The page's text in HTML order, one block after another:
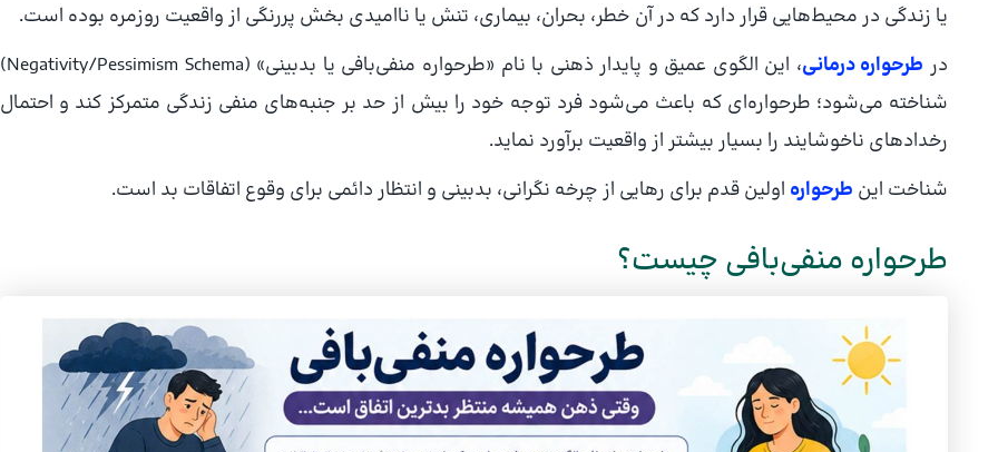
یا زندگی در محیط‌هایی قرار دارد که در آن خطر، بحران، بیماری، تنش یا ناامیدی بخش پررنگی از واقعیت روزمره بوده است.
در طرحواره درمانی
، این الگوی عمیق و پایدار ذهنی با نام «طرحواره منفی‌بافی یا بدبینی» (Negativity/Pessimism Schema)
شناخته می‌شود؛ طرحواره‌ای که باعث می‌شود فرد توجه خود را بیش از حد بر جنبه‌های منفی زندگی متمرکز کند و احتمال
رخدادهای ناخوشایند را بسیار بیشتر از واقعیت برآورد نماید.
شناخت این طرحواره اولین قدم برای رهایی از چرخه نگرانی، بدبینی و انتظار دائمی برای وقوع اتفاقات بد است.
طرحواره منفی‌بافی چیست؟